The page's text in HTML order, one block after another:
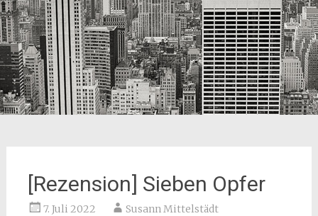
[Rezension] Sieben Opfer
7. Juli 2022 Susann Mittelstädt